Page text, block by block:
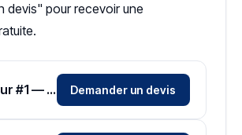
devis" pour recevoir une
Installateur #1 — Zone Haute-Savoie Demander un devis